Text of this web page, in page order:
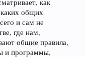
как
общих
и сам не
где нам,
общие правила,
и программы,